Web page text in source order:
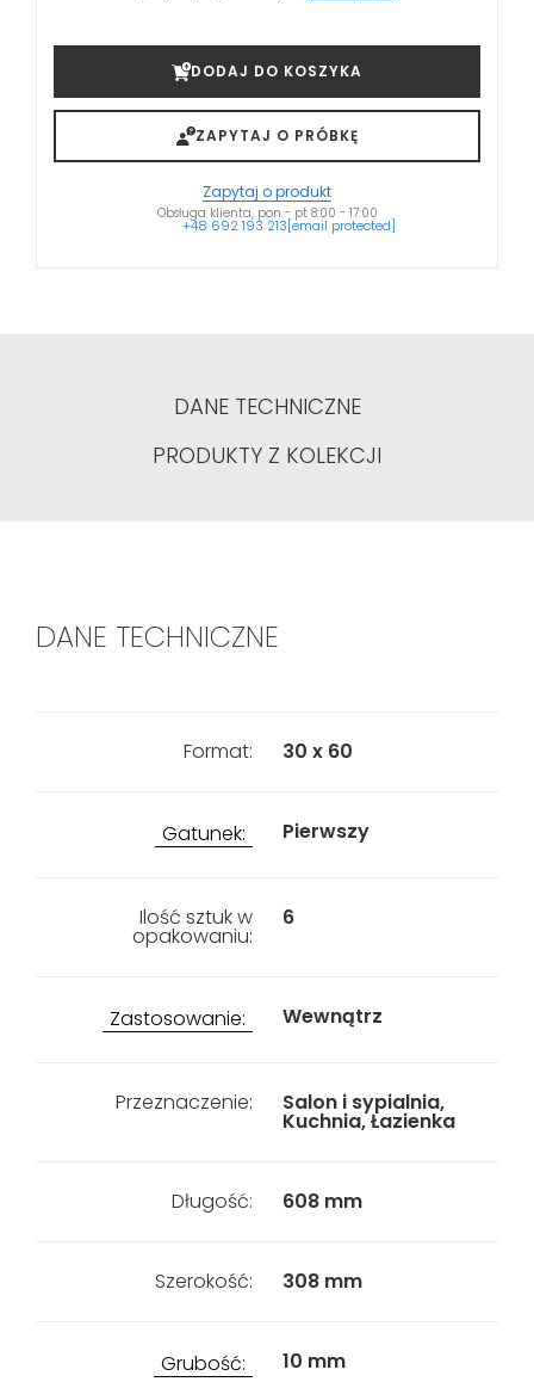
DODAJ DO KOSZYKA
ZAPYTAJ O PRÓBKĘ
Zapytaj o produkt
Obsługa klienta, pon - pt 8:00 - 17:00
+48 692 193 213[email protected]
DANE TECHNICZNE
PRODUKTY Z KOLEKCJI
DANE TECHNICZNE
Format: 30 x 60
Gatunek: Pierwszy
Ilość sztuk w
opakowaniu:
6
Zastosowanie: Wewnątrz
Przeznaczenie: Salon i sypialnia,
Kuchnia, Łazienka
Długość: 608 mm
Szerokość: 308 mm
Grubość: 10 mm